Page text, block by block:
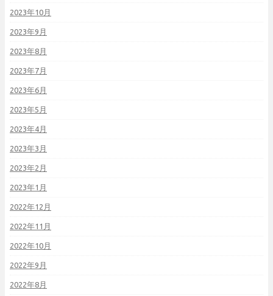
2023年10月
2023年9月
2023年8月
2023年7月
2023年6月
2023年5月
2023年4月
2023年3月
2023年2月
2023年1月
2022年12月
2022年11月
2022年10月
2022年9月
2022年8月